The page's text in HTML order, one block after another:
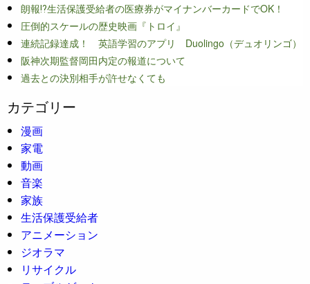
朗報⁉生活保護受給者の医療券がマイナンバーカードでOK！
圧倒的スケールの歴史映画『トロイ』
連続記録達成！ 英語学習のアプリ Duolingo（デュオリンゴ）
阪神次期監督岡田内定の報道について
過去との決別相手が許せなくても
カテゴリー
漫画
家電
動画
音楽
家族
生活保護受給者
アニメーション
ジオラマ
リサイクル